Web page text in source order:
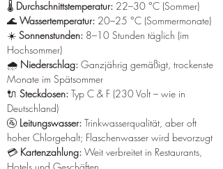
🌡️ Durchschnittstemperatur: 22–30 °C (Sommer)
🌊 Wassertemperatur: 20–25 °C (Sommermonate)
☀️ Sonnenstunden: 8–10 Stunden täglich (im
Hochsommer)
🌧️ Niederschlag: Ganzjährig gemäßigt, trockenste
Monate im Spätsommer
🔌 Steckdosen: Typ C & F (230 Volt – wie in
Deutschland)
🚰 Leitungswasser: Trinkwasserqualität, aber oft
hoher Chlorgehalt; Flaschenwasser wird bevorzugt
💳 Kartenzahlung: Weit verbreitet in Restaurants,